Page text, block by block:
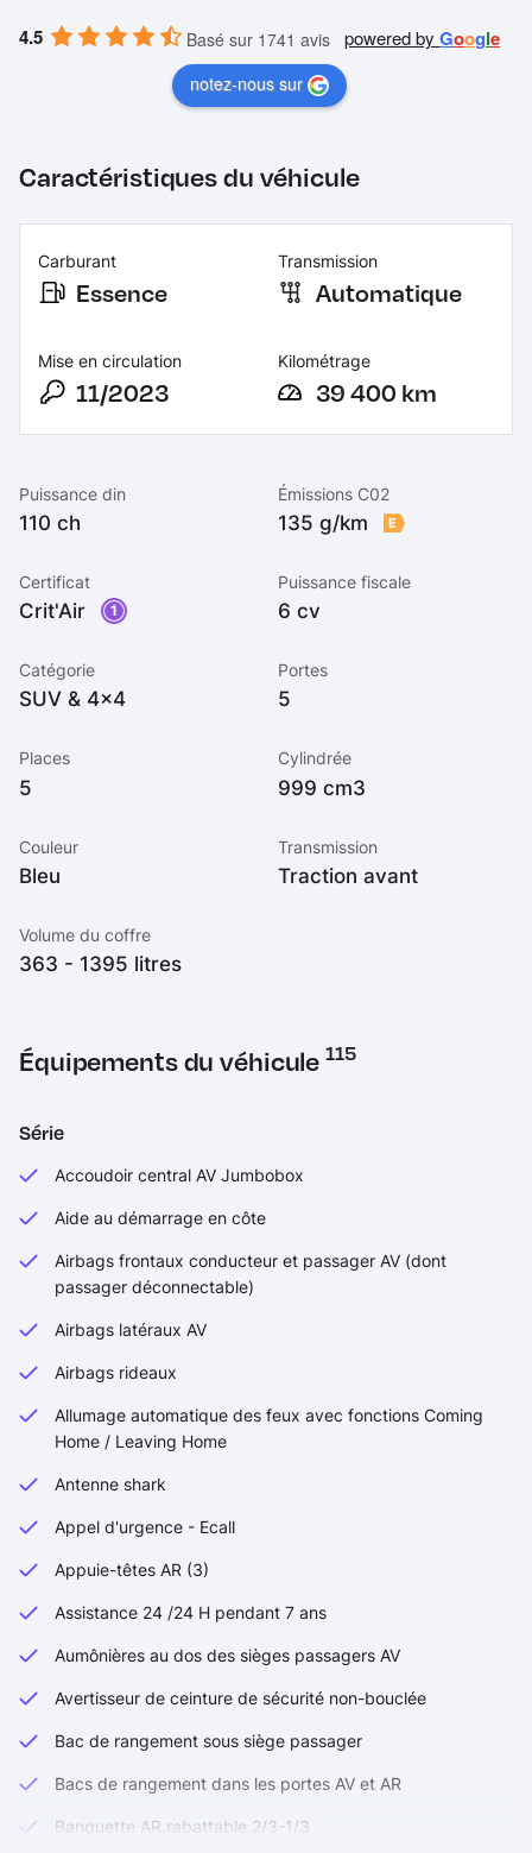
4.5 Basé sur 1741 avis powered by Google
notez-nous sur
Caractéristiques du véhicule
Carburant
Essence
Transmission
Automatique
Mise en circulation
11/2023
Kilométrage
39 400 km
Puissance din
110 ch
Émissions C02
135 g/km E
Certificat
Crit'Air 1
Puissance fiscale
6 cv
Catégorie
SUV & 4x4
Portes
5
Places
5
Cylindrée
999 cm3
Couleur
Bleu
Transmission
Traction avant
Volume du coffre
363 - 1395 litres
Équipements du véhicule 115
Série
Accoudoir central AV Jumbobox
Aide au démarrage en côte
Airbags frontaux conducteur et passager AV (dont
passager déconnectable)
Airbags latéraux AV
Airbags rideaux
Allumage automatique des feux avec fonctions Coming
Home / Leaving Home
Antenne shark
Appel d'urgence - Ecall
Appuie-têtes AR (3)
Assistance 24 /24 H pendant 7 ans
Aumônières au dos des sièges passagers AV
Avertisseur de ceinture de sécurité non-bouclée
Bac de rangement sous siège passager
Bacs de rangement dans les portes AV et AR
Banquette AR rabattable 2/3-1/3